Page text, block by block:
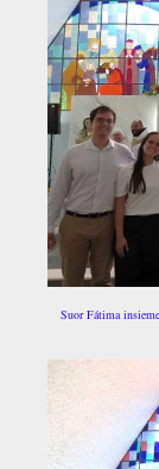
Suor Fátima